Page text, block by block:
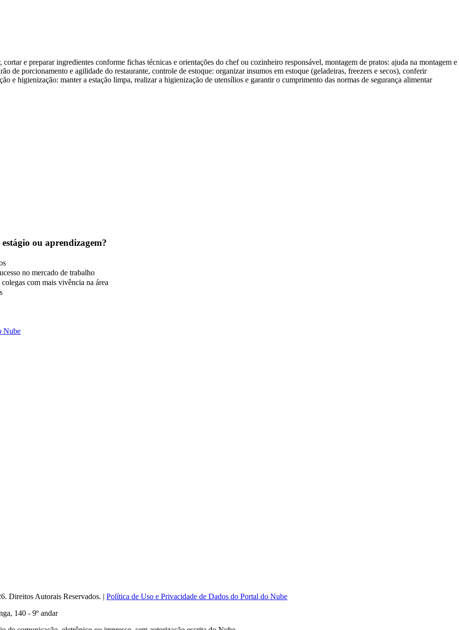
e preparar ingredientes conforme fichas técnicas e orientações do chef ou cozinheiro responsável, montagem de pratos: ajuda na montagem e
de porcionamento e agilidade do restaurante, controle de estoque: organizar insumos em estoque (geladeiras, freezers e secos), conferir
e higienização: manter a estação limpa, realizar a higienização de utensílios e garantir o cumprimento das normas de segurança alimentar
ou aprendizagem?
no mercado de trabalho
com mais vivência na área
Nube
Direitos Autorais Reservados. | Política de Uso e Privacidade de Dados do Portal do Nube
140 - 9º andar